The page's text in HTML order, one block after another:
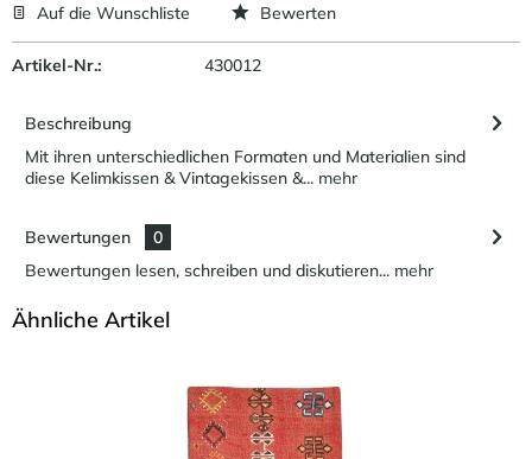
Auf die Wunschliste Bewerten
Artikel-Nr.: 430012
Beschreibung
Mit ihren unterschiedlichen Formaten und Materialien sind
diese Kelimkissen & Vintagekissen &... mehr
Bewertungen
0
Bewertungen lesen, schreiben und diskutieren... mehr
Ähnliche Artikel